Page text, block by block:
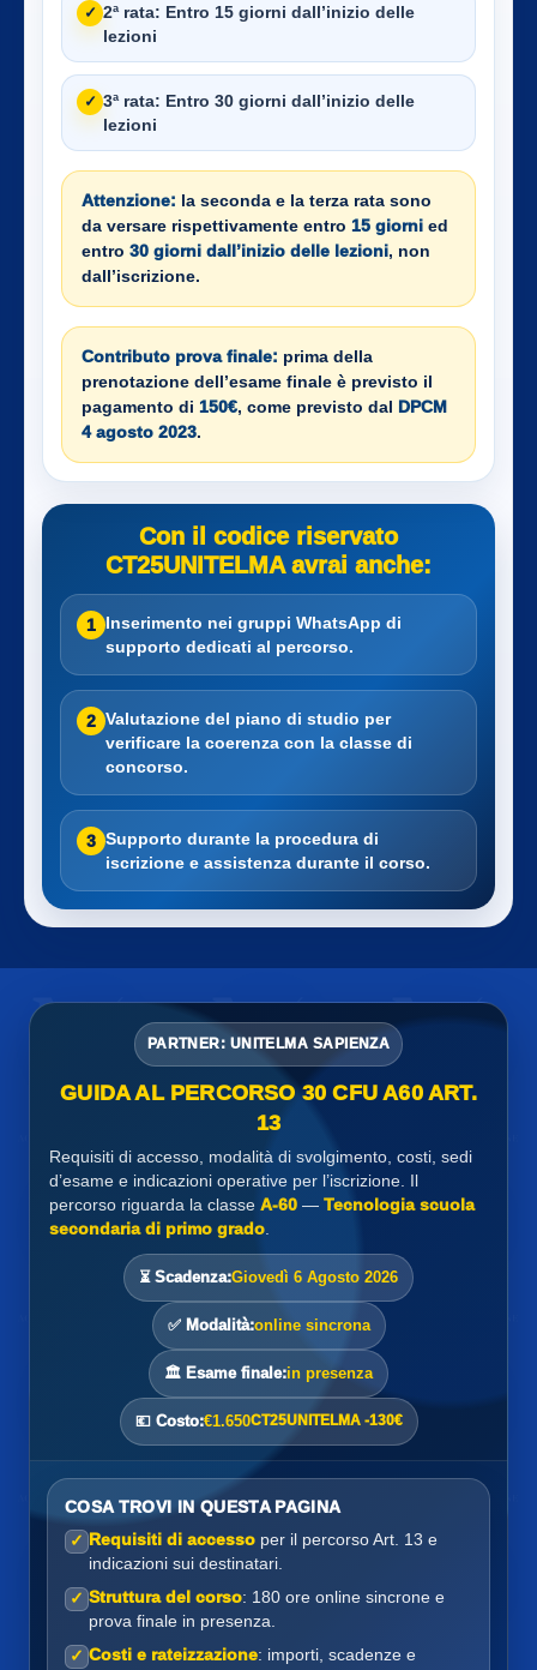
✓ 2ª rata: Entro 15 giorni dall’inizio delle
lezioni
✓ 3ª rata: Entro 30 giorni dall’inizio delle
lezioni
Attenzione: la seconda e la terza rata sono
da versare rispettivamente entro 15 giorni ed
entro 30 giorni dall’inizio delle lezioni, non
dall’iscrizione.
Contributo prova finale: prima della
prenotazione dell’esame finale è previsto il
pagamento di 150€, come previsto dal DPCM
4 agosto 2023.
Con il codice riservato
CT25UNITELMA avrai anche:
1 Inserimento nei gruppi WhatsApp di
supporto dedicati al percorso.
2 Valutazione del piano di studio per
verificare la coerenza con la classe di
concorso.
3 Supporto durante la procedura di
iscrizione e assistenza durante il corso.
PARTNER: UNITELMA SAPIENZA
GUIDA AL PERCORSO 30 CFU A60 ART.
13
Requisiti di accesso, modalità di svolgimento, costi, sedi
d’esame e indicazioni operative per l’iscrizione. Il
percorso riguarda la classe A-60 — Tecnologia scuola
secondaria di primo grado
⏳ Scadenza:Giovedì 6 Agosto 2026
✅ Modalità:online sincrona
🏛️ Esame finale:in presenza
💶 Costo:€1.650CT25UNITELMA -130€
COSA TROVI IN QUESTA PAGINA
✓ Requisiti di accesso per il percorso Art. 13 e
indicazioni sui destinatari.
✓ Struttura del corso: 180 ore online sincrone e
prova finale in presenza.
✓ Costi e rateizzazione: importi, scadenze e